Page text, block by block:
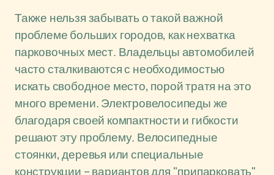
Также нельзя забывать о такой важной
проблеме больших городов, как нехватка
парковочных мест. Владельцы автомобилей
часто сталкиваются с необходимостью
искать свободное место, порой тратя на это
много времени. Электровелосипеды же
благодаря своей компактности и гибкости
решают эту проблему. Велосипедные
стоянки, деревья или специальные
конструкции – вариантов для "припарковать"